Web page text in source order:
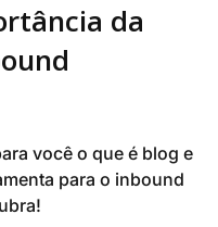
da
você o que é blog e
para o inbound